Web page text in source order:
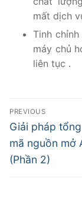
mất dịch
Tinh
máy chủ
liên tục .
PREVIOUS
Giải pháp
mã nguồn mở
(Phần 2)